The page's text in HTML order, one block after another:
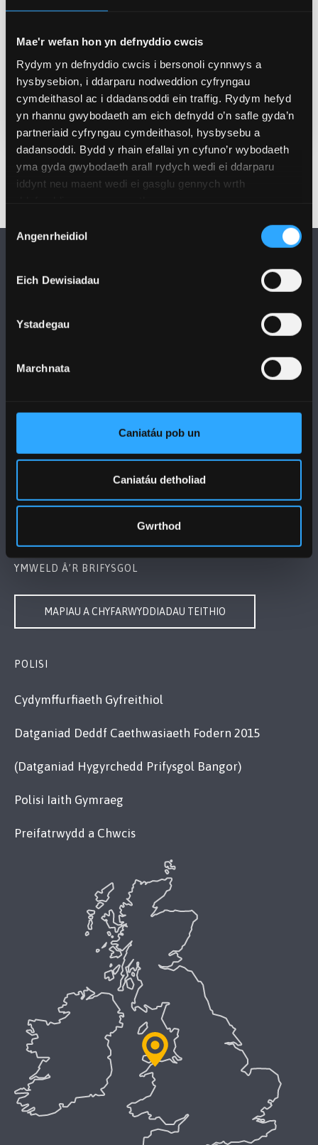
Mae'r wefan hon yn defnyddio cwcis
Rydym yn defnyddio cwcis i bersonoli cynnwys a
hysbysebion, i ddarparu nodweddion cyfryngau
cymdeithasol ac i ddadansoddi ein traffig. Rydym hefyd
yn rhannu gwybodaeth am eich defnydd o’n safle gyda’n
partneriaid cyfryngau cymdeithasol, hysbysebu a
dadansoddi. Bydd y rhain efallai yn cyfuno’r wybodaeth
yma gyda gwybodaeth arall rydych wedi ei ddarparu
iddynt neu maent wedi ei gasglu gennych wrth
Caniatâd
Angenrheidiol
Eich Dewisiadau
Ystadegau
Marchnata
Caniatáu pob un
Caniatáu detholiad
Gwrthod
Lleoliad
Prichard-Jones, Bangor LL572DG
ARCHEBWCH YMA. MAE'R DIGWYDDIAD YN
RHAD AC AM DDIM OND MAE ANGEN
COFRESTRU
DILYNWCH NI
Bangor, Gwynedd, LL57 2DG, UK
+44 1248 351 151
YMWELD Â’R BRIFYSGOL
MAPIAU A CHYFARWYDDIADAU TEITHIO
POLISI
Cydymffurfiaeth Gyfreithiol
Datganiad Deddf Caethwasiaeth Fodern 2015
(Datganiad Hygyrchedd Prifysgol Bangor)
Polisi Iaith Gymraeg
Preifatrwydd a Chwcis